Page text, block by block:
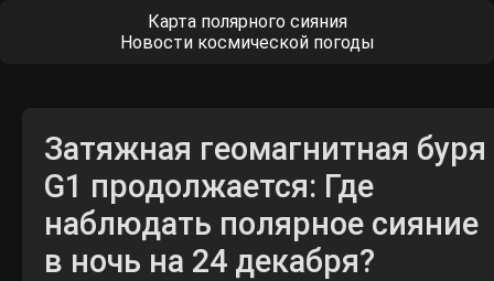
Карта полярного сияния
Новости космической погоды
Затяжная геомагнитная буря
G1 продолжается: Где
наблюдать полярное сияние
в ночь на 24 декабря?